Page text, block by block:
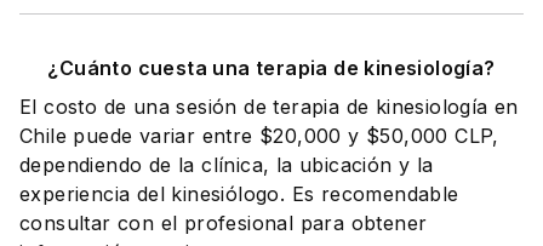
¿Cuánto cuesta una terapia de kinesiología?
El costo de una sesión de terapia de kinesiología en
Chile puede variar entre $20,000 y $50,000 CLP,
dependiendo de la clínica, la ubicación y la
experiencia del kinesiólogo. Es recomendable
consultar con el profesional para obtener